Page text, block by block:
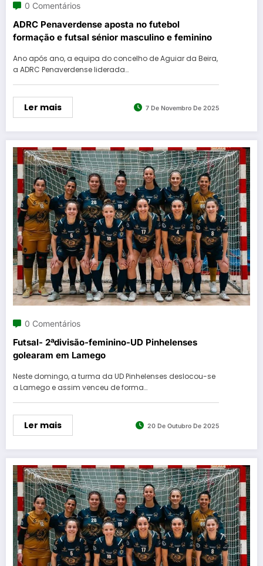
0 Comentários
ADRC Penaverdense aposta no futebol
formação e futsal sénior masculino e feminino
Ano após ano, a equipa do concelho de Aguiar da Beira,
a ADRC Penaverdense liderada…
Ler mais 7 De Novembro De 2025
0 Comentários
Futsal- 2ªdivisão-feminino-UD Pinhelenses
golearam em Lamego
Neste domingo, a turma da UD Pinhelenses deslocou-se
a Lamego e assim venceu de forma…
Ler mais 20 De Outubro De 2025